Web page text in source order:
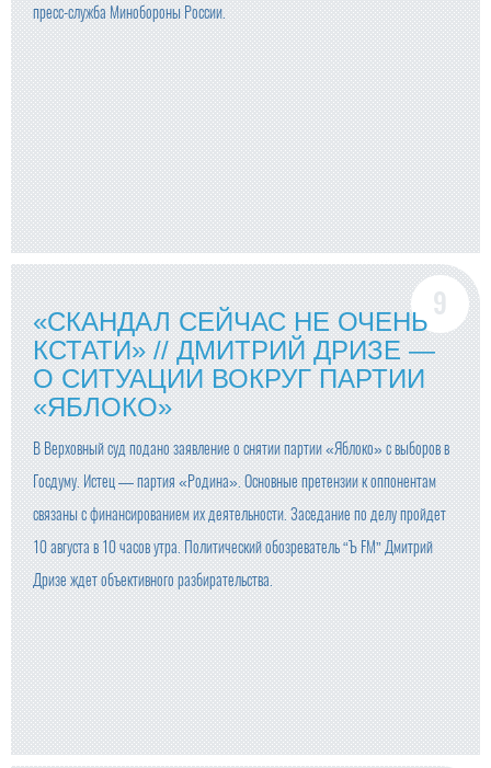
пресс-служба Минобороны России.
«СКАНДАЛ СЕЙЧАС НЕ ОЧЕНЬ
КСТАТИ» // ДМИТРИЙ ДРИЗЕ —
О СИТУАЦИИ ВОКРУГ ПАРТИИ
«ЯБЛОКО»
В Верховный суд подано заявление о снятии партии «Яблоко» с выборов в
Госдуму. Истец — партия «Родина». Основные претензии к оппонентам
связаны с финансированием их деятельности. Заседание по делу пройдет
10 августа в 10 часов утра. Политический обозреватель “Ъ FM” Дмитрий
Дризе ждет объективного разбирательства.